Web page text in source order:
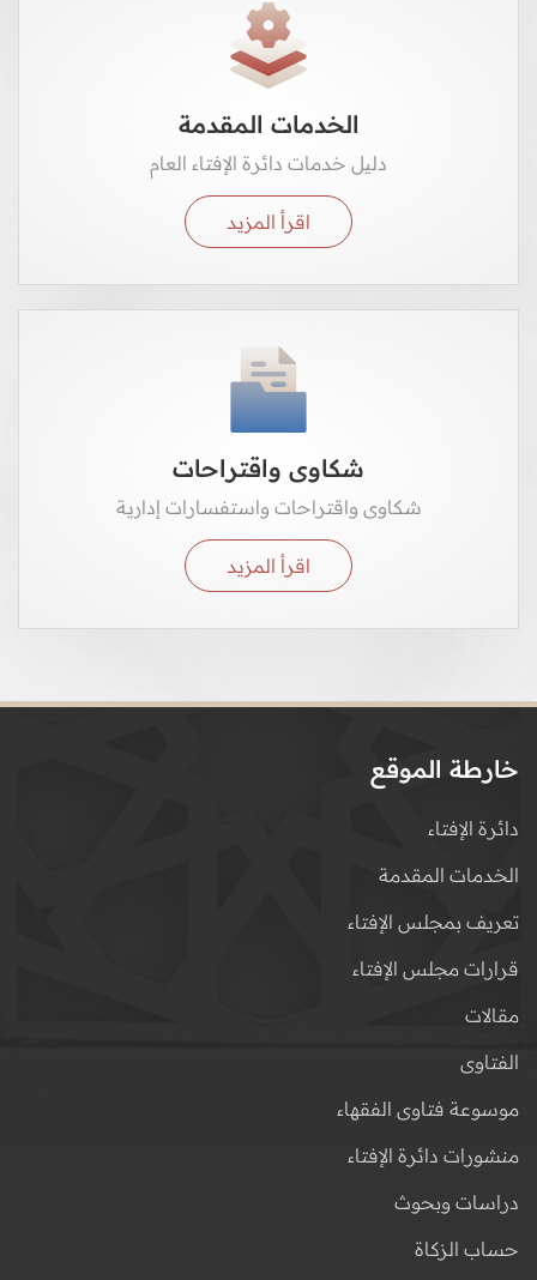
الخدمات المقدمة
دليل خدمات دائرة الإفتاء العام
اقرأ المزيد
شكاوى واقتراحات
شكاوى واقتراحات واستفسارات إدارية
اقرأ المزيد
خارطة الموقع
دائرة الإفتاء
الخدمات المقدمة
تعريف بمجلس الإفتاء
قرارات مجلس الإفتاء
مقالات
الفتاوى
موسوعة فتاوى الفقهاء
منشورات دائرة الإفتاء
دراسات وبحوث
حساب الزكاة